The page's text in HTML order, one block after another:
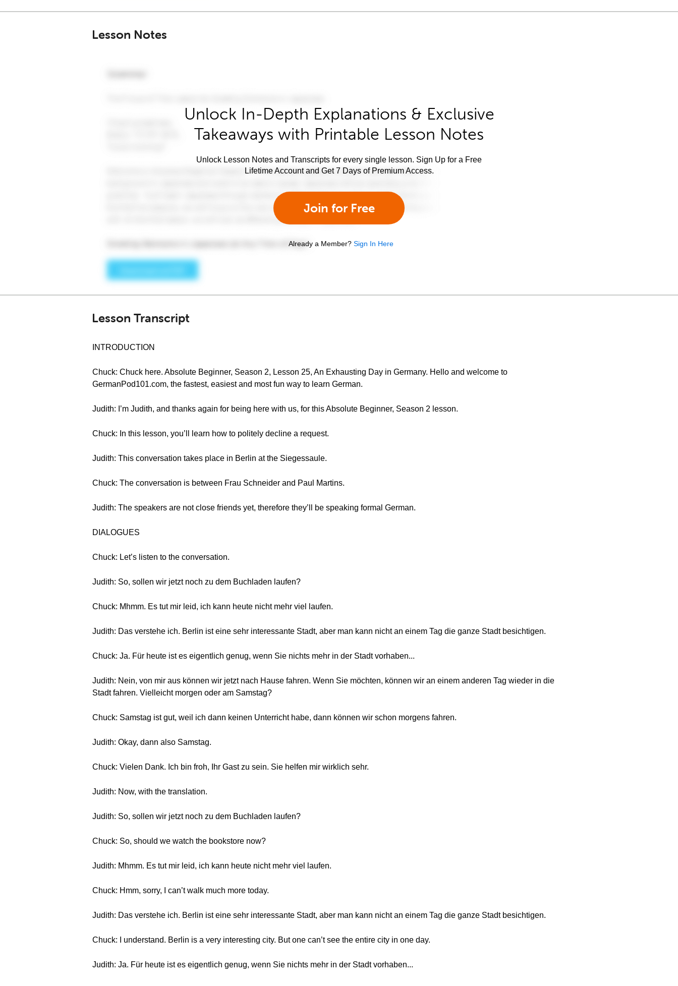
Lesson Notes
Unlock In-Depth Explanations & Exclusive
Takeaways with Printable Lesson Notes
Unlock Lesson Notes and Transcripts for every single lesson. Sign Up for a Free
Lifetime Account and Get 7 Days of Premium Access.
Join for Free
Already a Member? Sign In Here
Lesson Transcript
INTRODUCTION
Chuck: Chuck here. Absolute Beginner, Season 2, Lesson 25, An Exhausting Day in Germany. Hello and welcome to
GermanPod101.com, the fastest, easiest and most fun way to learn German.
Judith: I’m Judith, and thanks again for being here with us, for this Absolute Beginner, Season 2 lesson.
Chuck: In this lesson, you’ll learn how to politely decline a request.
Judith: This conversation takes place in Berlin at the Siegessaule.
Chuck: The conversation is between Frau Schneider and Paul Martins.
Judith: The speakers are not close friends yet, therefore they’ll be speaking formal German.
DIALOGUES
Chuck: Let’s listen to the conversation.
Judith: So, sollen wir jetzt noch zu dem Buchladen laufen?
Chuck: Mhmm. Es tut mir leid, ich kann heute nicht mehr viel laufen.
Judith: Das verstehe ich. Berlin ist eine sehr interessante Stadt, aber man kann nicht an einem Tag die ganze Stadt besichtigen.
Chuck: Ja. Für heute ist es eigentlich genug, wenn Sie nichts mehr in der Stadt vorhaben...
Judith: Nein, von mir aus können wir jetzt nach Hause fahren. Wenn Sie möchten, können wir an einem anderen Tag wieder in die
Stadt fahren. Vielleicht morgen oder am Samstag?
Chuck: Samstag ist gut, weil ich dann keinen Unterricht habe, dann können wir schon morgens fahren.
Judith: Okay, dann also Samstag.
Chuck: Vielen Dank. Ich bin froh, Ihr Gast zu sein. Sie helfen mir wirklich sehr.
Judith: Now, with the translation.
Judith: So, sollen wir jetzt noch zu dem Buchladen laufen?
Chuck: So, should we watch the bookstore now?
Judith: Mhmm. Es tut mir leid, ich kann heute nicht mehr viel laufen.
Chuck: Hmm, sorry, I can’t walk much more today.
Judith: Das verstehe ich. Berlin ist eine sehr interessante Stadt, aber man kann nicht an einem Tag die ganze Stadt besichtigen.
Chuck: I understand. Berlin is a very interesting city. But one can’t see the entire city in one day.
Judith: Ja. Für heute ist es eigentlich genug, wenn Sie nichts mehr in der Stadt vorhaben...